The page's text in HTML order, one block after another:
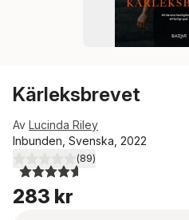
Kärleksbrevet
Av Lucinda Riley
Inbunden, Svenska, 2022
4,6utav 5 stjärnor. Totalt antal
(89)
283 kr